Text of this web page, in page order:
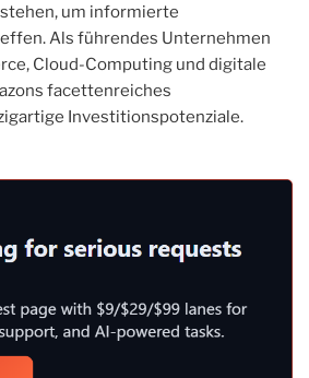
um informierte
Als führendes Unternehmen
Cloud-Computing und digitale
facettenreiches
Investitionspotenziale.